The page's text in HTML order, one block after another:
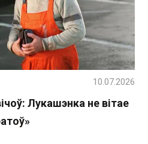
Лукашэнка не вітае
10.07.2026